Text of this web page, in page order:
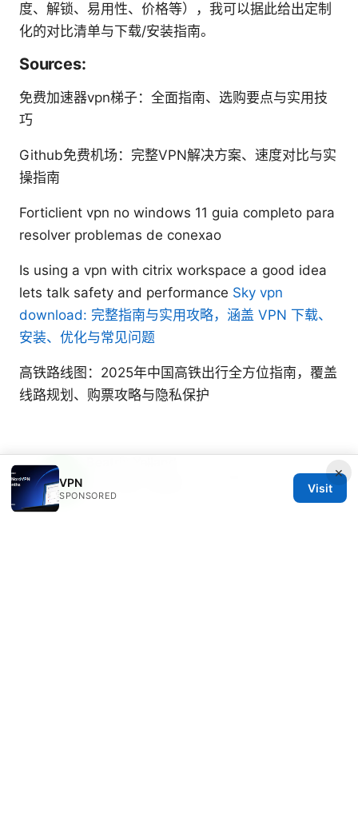
度、解锁、易用性、价格等），我可以据此给出定制
化的对比清单与下载/安装指南。
Sources:
免费加速器vpn梯子：全面指南、选购要点与实用技
巧
Github免费机场：完整VPN解决方案、速度对比与实
操指南
Forticlient vpn no windows 11 guia completo para
resolver problemas de conexao
Is using a vpn with citrix workspace a good idea
lets talk safety and performance Sky vpn
download: 完整指南与实用攻略，涵盖 VPN 下载、
安装、优化与常见问题
高铁路线图：2025年中国高铁出行全方位指南，覆盖
线路规划、购票攻略与隐私保护
Beatrix writes about censorship circumvention
×
VPN
SPONSORED
Visit